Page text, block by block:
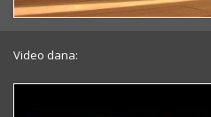
Video dana: